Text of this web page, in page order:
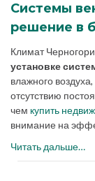
Системы
решение в
Климат
установке
влажного
отсутствию
чем купить
внимание на
Читать дальше…